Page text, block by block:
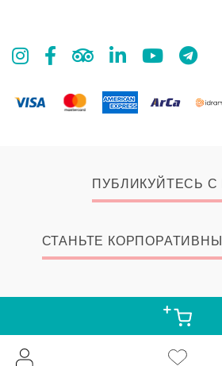
ПУБЛИКУЙТЕСЬ
СТАНЬТЕ
© 2026 Zangak Bookstore, all